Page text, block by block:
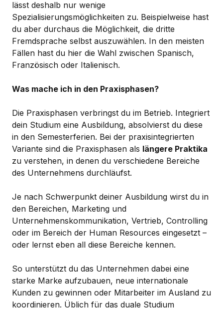
lässt deshalb nur wenige
Spezialisierungsmöglichkeiten zu. Beispielweise hast
du aber durchaus die Möglichkeit, die dritte
Fremdsprache selbst auszuwählen. In den meisten
Fällen hast du hier die Wahl zwischen Spanisch,
Französisch oder Italienisch.
Was mache ich in den Praxisphasen?
Die Praxisphasen verbringst du im Betrieb. Integriert
dein Studium eine Ausbildung, absolvierst du diese
in den Semesterferien. Bei der praxisintegrierten
Variante sind die Praxisphasen als längere Praktika
zu verstehen, in denen du verschiedene Bereiche
des Unternehmens durchläufst.
Je nach Schwerpunkt deiner Ausbildung wirst du in
den Bereichen, Marketing und
Unternehmenskommunikation, Vertrieb, Controlling
oder im Bereich der Human Resources eingesetzt –
oder lernst eben all diese Bereiche kennen.
So unterstützt du das Unternehmen dabei eine
starke Marke aufzubauen, neue internationale
Kunden zu gewinnen oder Mitarbeiter im Ausland zu
koordinieren. Üblich für das duale Studium